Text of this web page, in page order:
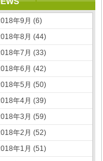
年9月 (6)
年8月 (44)
年7月 (33)
年6月 (42)
年5月 (50)
年4月 (39)
年3月 (59)
年2月 (52)
年1月 (51)